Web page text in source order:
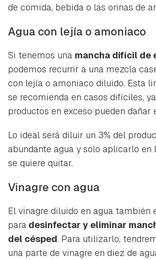
de comida, bebida o las orinas de
Agua con lejía o amoniaco
Si tenemos una mancha difícil de
podemos recurrir a una mezcla
con lejía o amoniaco diluido. Esta
se recomienda en casos difíciles,
productos en exceso pueden dañar
Lo ideal será diluir un 3% del
abundante agua y solo aplicarlo en
se quiere quitar.
Vinagre con agua
El vinagre diluido en agua también
para desinfectar y eliminar
del césped. Para utilizarlo,
una parte de vinagre en diez de